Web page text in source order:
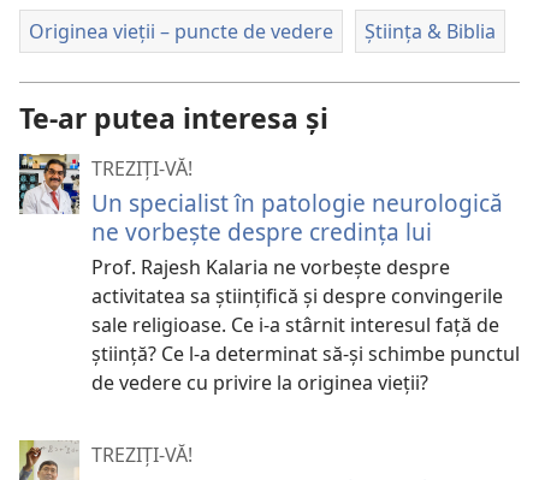
Originea vieții – puncte de vedere Știința & Biblia
Te-ar putea interesa și
TREZIȚI-VĂ!
Un specialist în patologie neurologică
ne vorbește despre credința lui
Prof. Rajesh Kalaria ne vorbește despre
activitatea sa științifică și despre convingerile
sale religioase. Ce i-a stârnit interesul față de
știință? Ce l-a determinat să-și schimbe punctul
de vedere cu privire la originea vieții?
TREZIȚI-VĂ!